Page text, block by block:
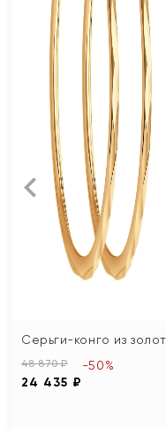
Серьги-конго из
48 870 ₽
24 435 ₽
-50%